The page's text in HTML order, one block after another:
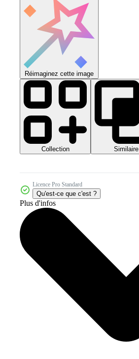
Réimaginez cette image
Collection Similaire
Licence Pro Standard
Qu'est-ce que c'est ?
Plus d'infos